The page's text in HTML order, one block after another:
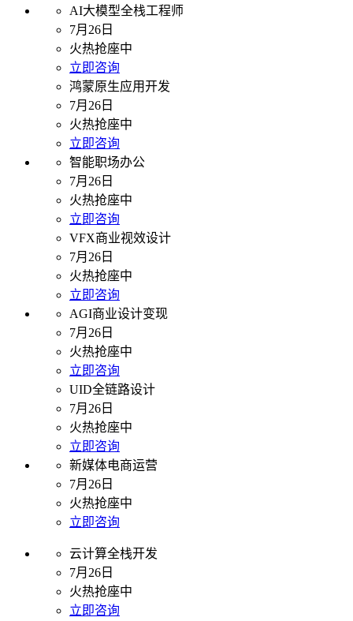
AI大模型全栈工程师
7月26日
火热抢座中
立即咨询
鸿蒙原生应用开发
7月26日
火热抢座中
立即咨询
智能职场办公
7月26日
火热抢座中
立即咨询
VFX商业视效设计
7月26日
火热抢座中
立即咨询
AGI商业设计变现
7月26日
火热抢座中
立即咨询
UID全链路设计
7月26日
火热抢座中
立即咨询
新媒体电商运营
7月26日
火热抢座中
立即咨询
云计算全栈开发
7月26日
火热抢座中
立即咨询